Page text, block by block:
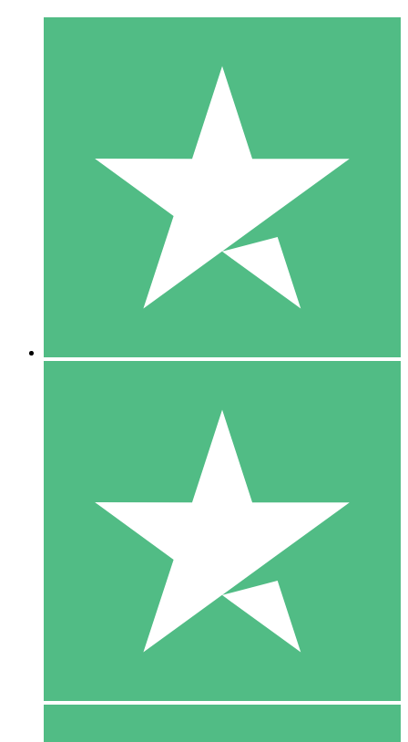
Individuella Kreditpaket
Betala per användning med nedladdningskrediter. Inget
1 Nedladdningar
10 00
10 Nedladdningar
20 00